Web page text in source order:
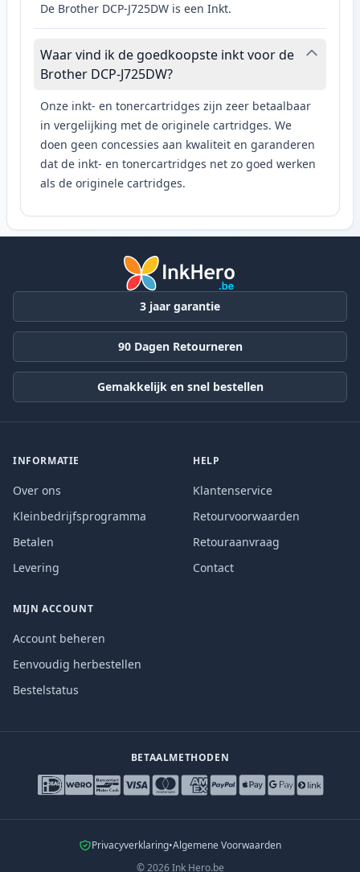
De Brother DCP-J725DW is een Inkt.
Waar vind ik de goedkoopste inkt voor de
Brother DCP-J725DW?
Onze inkt- en tonercartridges zijn zeer betaalbaar
in vergelijking met de originele cartridges. We
doen geen concessies aan kwaliteit en garanderen
dat de inkt- en tonercartridges net zo goed werken
als de originele cartridges.
3 jaar garantie
90 Dagen Retourneren
Gemakkelijk en snel bestellen
INFORMATIE
Over ons
Kleinbedrijfsprogramma
Betalen
Levering
HELP
Klantenservice
Retourvoorwaarden
Retouraanvraag
Contact
MIJN ACCOUNT
Account beheren
Eenvoudig herbestellen
Bestelstatus
BETAALMETHODEN
Privacyverklaring•Algemene Voorwaarden
©2026 Ink Hero.be